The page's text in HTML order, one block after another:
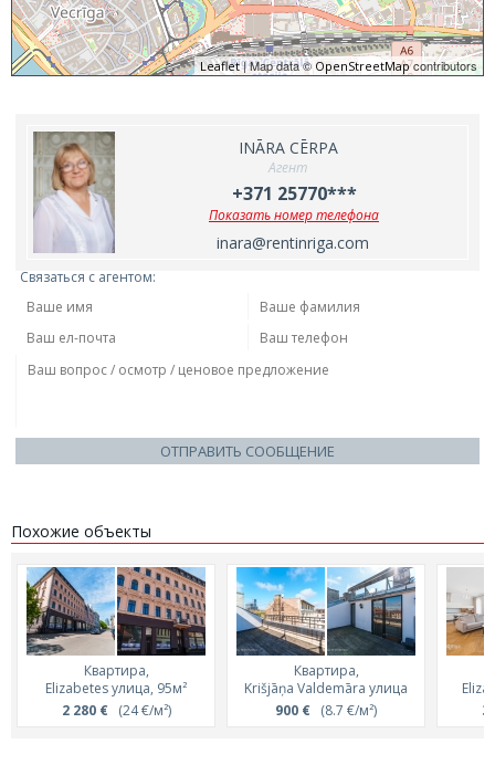
Leaflet| Map data © OpenStreetMapcontributors
INĀRA CĒRPA
Агент
+371 25770***
Показать номер телефона
inara@rentinriga.com
Связаться с агентом:
ОТПРАВИТЬ СООБЩЕНИЕ
Похожие объекты
Квартира,
Elizabetes улица, 95м²
2 280 €(24 €/м²)
Квартира,
Krišjāņa Valdemāra улица
900 € (8.7 €/м²)
3